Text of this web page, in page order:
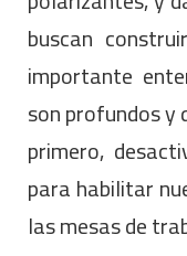
buscan
importante
son profundos
primero,
para habilitar
las mesas de